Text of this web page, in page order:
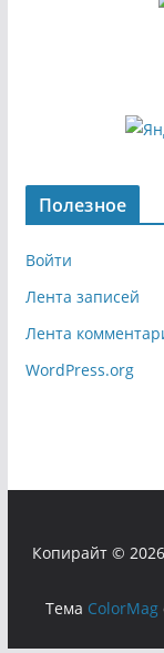
Полезное
Войти
Лента записей
Лента
WordPress.org
Копирайт © 2026
Тема ColorMag